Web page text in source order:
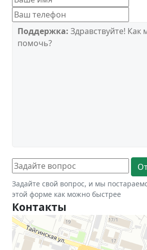
Поддержка: Здравствуйте!
помочь?
Задайте свой вопрос, и мы
этой форме как можно быстрее
Контакты
Новосибирск
Тайгинская улица, 2 на карте Новосибирска